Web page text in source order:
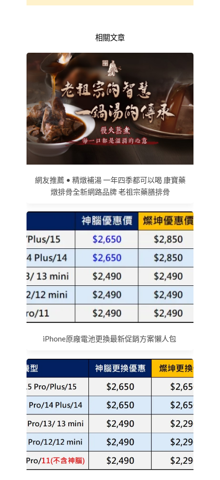
相關文章
網友推薦 • 精燉補湯 一年四季都可以喝 康寶藥
燉排骨全新網路品牌 老祖宗藥膳排骨
iPhone原廠電池更換最新促銷方案懶人包